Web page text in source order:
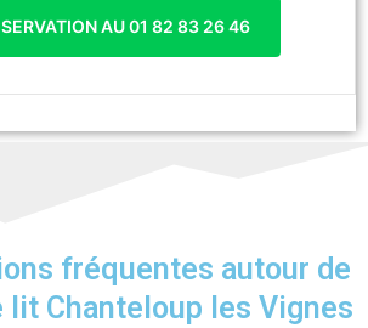
AU 01 82 83 26 46
fréquentes autour de
lit Chanteloup les Vignes